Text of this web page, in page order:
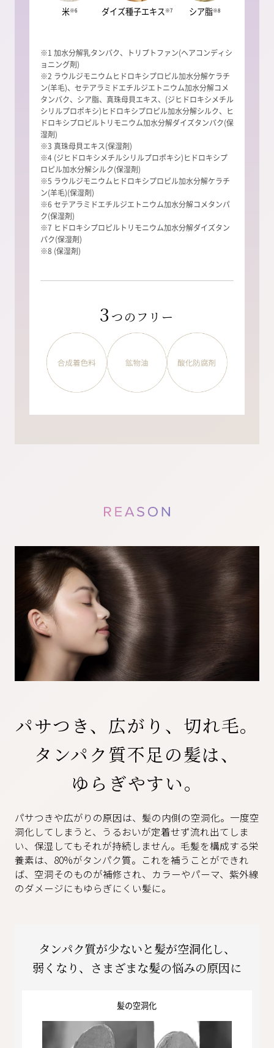
米※6 ダイズ種子エキス ※7 シア脂※8
※1 加水分解乳タンパク、トリプトファン(ヘアコンディシ
ョニング剤)
※2 ラウルジモニウムヒドロキシプロピル加水分解ケラチ
ン(羊毛)、セテアラミドエチルジエトニウム加水分解コメ
タンパク、シア脂、真珠母貝エキス、(ジヒドロキシメチル
シリルプロポキシ)ヒドロキシプロピル加水分解シルク、ヒ
ドロキシプロピルトリモニウム加水分解ダイズタンパク(保
湿剤)
※3 真珠母貝エキス(保湿剤)
※4 (ジヒドロキシメチルシリルプロポキシ)ヒドロキシプ
ロピル加水分解シルク(保湿剤)
※5 ラウルジモニウムヒドロキシプロピル加水分解ケラチ
ン(羊毛)(保湿剤)
※6 セテアラミドエチルジエトニウム加水分解コメタンパ
ク(保湿剤)
※7 ヒドロキシプロピルトリモニウム加水分解ダイズタン
パク(保湿剤)
※8 (保湿剤)
3 つのフリー
パサつき、広がり、切れ毛。
タンパク質不足の髪は、
ゆらぎやすい。
パサつきや広がりの原因は、髪の内側の空洞化。一度空
洞化してしまうと、うるおいが定着せず流れ出てしま
い、保湿してもそれが持続しません。毛髪を構成する栄
養素は、80%がタンパク質。これを補うことができれ
ば、空洞そのものが補修され、カラーやパーマ、紫外線
のダメージにもゆらぎにくい髪に。
タンパク質が少ないと髪が空洞化し、
弱くなり、さまざまな髪の悩みの原因に
髪の空洞化